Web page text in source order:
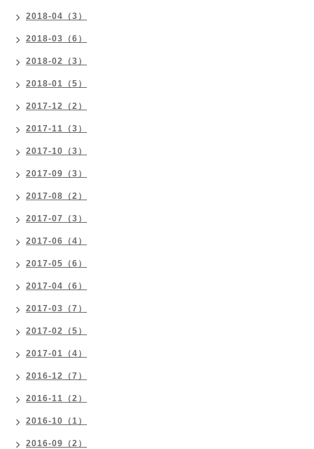
2018-04（3）
2018-03（6）
2018-02（3）
2018-01（5）
2017-12（2）
2017-11（3）
2017-10（3）
2017-09（3）
2017-08（2）
2017-07（3）
2017-06（4）
2017-05（6）
2017-04（6）
2017-03（7）
2017-02（5）
2017-01（4）
2016-12（7）
2016-11（2）
2016-10（1）
2016-09（2）